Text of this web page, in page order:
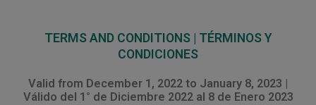
TERMS AND CONDITIONS | TÉRMINOS Y
CONDICIONES
Valid from December 1, 2022 to January 8, 2023 |
Válido del 1° de Diciembre 2022 al 8 de Enero 2023